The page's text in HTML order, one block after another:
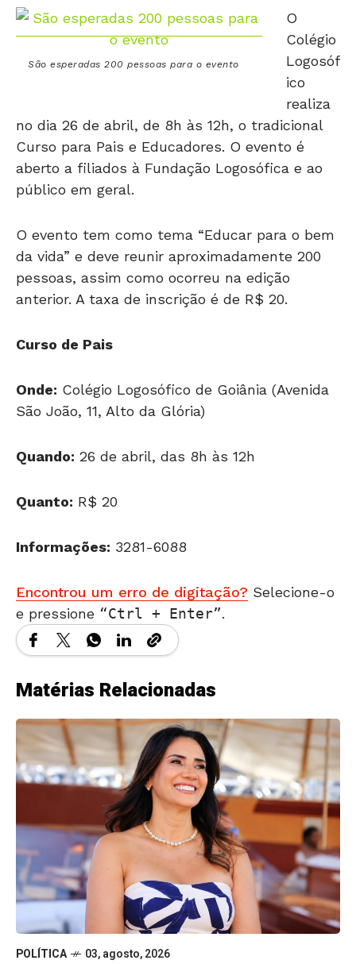
São esperadas 200 pessoas para o evento
O
Colégio
Logosóf
ico
realiza
no dia 26 de abril, de 8h às 12h, o tradicional
Curso para Pais e Educadores. O evento é
aberto a filiados à Fundação Logosófica e ao
público em geral.
O evento tem como tema “Educar para o bem
da vida” e deve reunir aproximadamente 200
pessoas, assim como ocorreu na edição
anterior. A taxa de inscrição é de R$ 20.
Curso de Pais
Onde: Colégio Logosófico de Goiânia (Avenida
São João, 11, Alto da Glória)
Quando: 26 de abril, das 8h às 12h
Quanto: R$ 20
Informações: 3281-6088
Encontrou um erro de digitação? Selecione-o
e pressione
Ctrl + Enter .
Matérias Relacionadas
POLÍTICA 03, agosto, 2026